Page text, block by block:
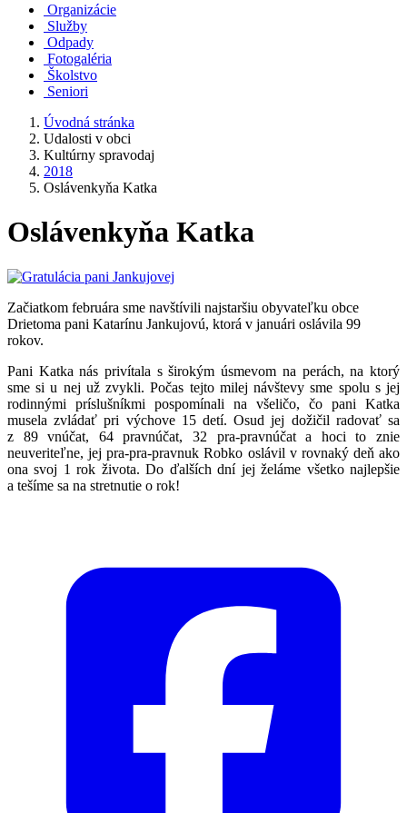
Organizácie
Služby
Odpady
Fotogaléria
Školstvo
Seniori
Úvodná stránka
Udalosti v obci
Kultúrny spravodaj
2018
Oslávenkyňa Katka
Oslávenkyňa Katka
Začiatkom februára sme navštívili najstaršiu obyvateľku obce
Drietoma pani Katarínu Jankujovú, ktorá v januári oslávila 99
rokov.
Pani Katka nás privítala s širokým úsmevom na perách, na ktorý
sme si u nej už zvykli. Počas tejto milej návštevy sme spolu s jej
rodinnými príslušníkmi pospomínali na všeličo, čo pani Katka
musela zvládať pri výchove 15 detí. Osud jej dožičil radovať sa
z 89 vnúčat, 64 pravnúčat, 32 pra-pravnúčat a hoci to znie
neuveriteľne, jej pra-pra-pravnuk Robko oslávil v rovnaký deň ako
ona svoj 1 rok života. Do ďalších dní jej želáme všetko najlepšie
a tešíme sa na stretnutie o rok!